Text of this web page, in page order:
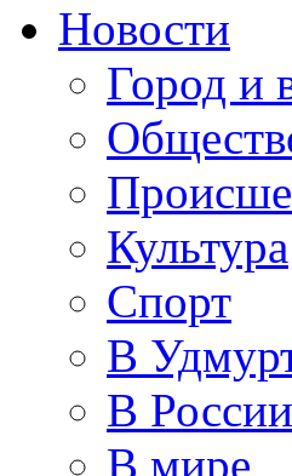
Новости
Город и
Культура
Спорт
В
В России
В мире